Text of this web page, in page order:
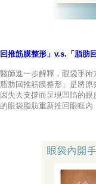
回推筋膜整形」v.s.「脂肪
師進一步解釋，眼袋手
肪回推筋膜整形」是將
失去支撐而呈現凹陷的
眼袋脂肪重新推回眼眶